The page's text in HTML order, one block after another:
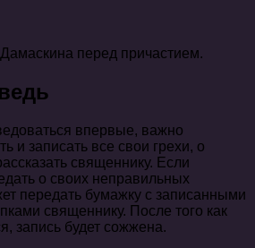
перед причастием.
впервые, важно
и записать все свои грехи, о
священнику. Если
о своих неправильных
передать бумажку с записанными
священнику. После того как
запись будет сожжена.